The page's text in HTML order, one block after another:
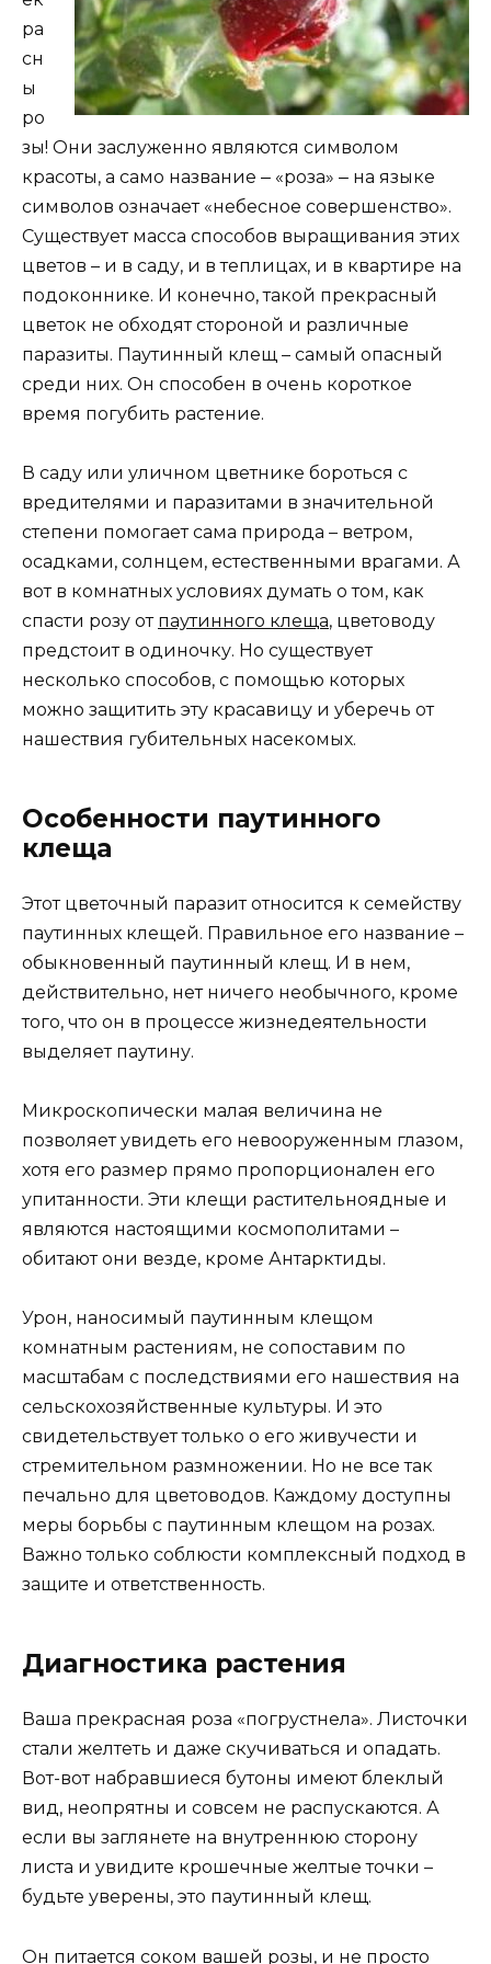
ра
сн
ы
ро
зы! Они заслуженно являются символом
красоты, а само название ‒ «роза» ‒ на языке
символов означает «небесное совершенство».
Существует масса способов выращивания этих
цветов – и в саду, и в теплицах, и в квартире на
подоконнике. И конечно, такой прекрасный
цветок не обходят стороной и различные
паразиты. Паутинный клещ – самый опасный
среди них. Он способен в очень короткое
время погубить растение.
В саду или уличном цветнике бороться с
вредителями и паразитами в значительной
степени помогает сама природа – ветром,
осадками, солнцем, естественными врагами. А
вот в комнатных условиях думать о том, как
спасти розу от паутинного клеща, цветоводу
предстоит в одиночку. Но существует
несколько способов, с помощью которых
можно защитить эту красавицу и уберечь от
нашествия губительных насекомых.
Особенности паутинного
клеща
Этот цветочный паразит относится к семейству
паутинных клещей. Правильное его название –
обыкновенный паутинный клещ. И в нем,
действительно, нет ничего необычного, кроме
того, что он в процессе жизнедеятельности
выделяет паутину.
Микроскопически малая величина не
позволяет увидеть его невооруженным глазом,
хотя его размер прямо пропорционален его
упитанности. Эти клещи растительноядные и
являются настоящими космополитами –
обитают они везде, кроме Антарктиды.
Урон, наносимый паутинным клещом
комнатным растениям, не сопоставим по
масштабам с последствиями его нашествия на
сельскохозяйственные культуры. И это
свидетельствует только о его живучести и
стремительном размножении. Но не все так
печально для цветоводов. Каждому доступны
меры борьбы с паутинным клещом на розах.
Важно только соблюсти комплексный подход в
защите и ответственность.
Диагностика растения
Ваша прекрасная роза «погрустнела». Листочки
стали желтеть и даже скучиваться и опадать.
Вот-вот набравшиеся бутоны имеют блеклый
вид, неопрятны и совсем не распускаются. А
если вы заглянете на внутреннюю сторону
листа и увидите крошечные желтые точки –
будьте уверены, это паутинный клещ.
Он питается соком вашей розы, и не просто